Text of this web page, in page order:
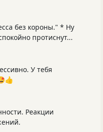
без короны." * Ну
протиснут...
У тебя
Реакции